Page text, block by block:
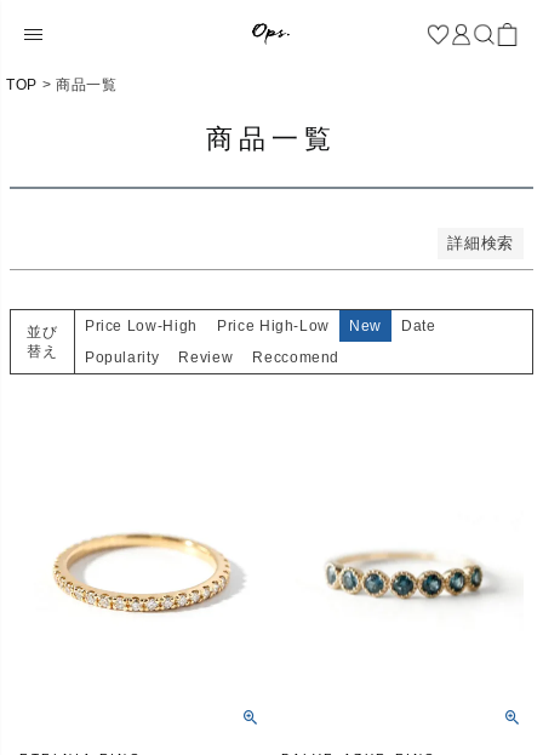
TOP 商品一覧
商品一覧
詳細検索
価格が高い順
キーワードヒット順
検索
並び
替え
Price Low-High Price High-Low New
Date
Popularity
Review Reccomend